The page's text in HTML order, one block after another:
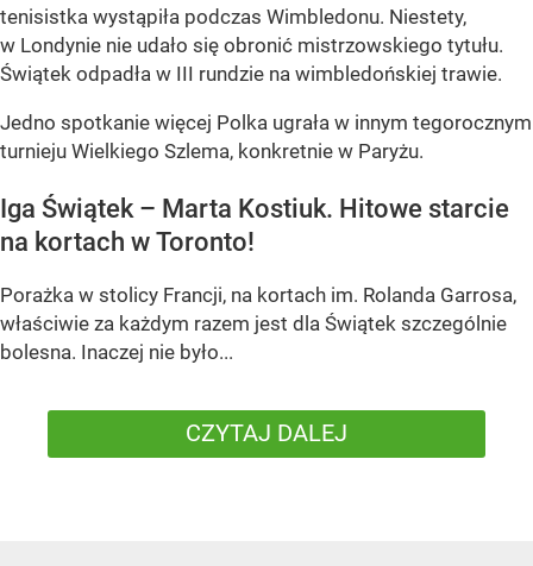
tenisistka wystąpiła podczas Wimbledonu. Niestety,
w Londynie nie udało się obronić mistrzowskiego tytułu.
Świątek odpadła w III rundzie na wimbledońskiej trawie.
Jedno spotkanie więcej Polka ugrała w innym tegorocznym
turnieju Wielkiego Szlema, konkretnie w Paryżu.
Iga Świątek – Marta Kostiuk. Hitowe starcie
na kortach w Toronto!
Porażka w stolicy Francji, na kortach im. Rolanda Garrosa,
właściwie za każdym razem jest dla Świątek szczególnie
bolesna. Inaczej nie było...
CZYTAJ DALEJ